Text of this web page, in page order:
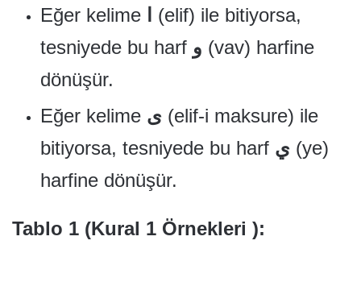
Eğer kelime
(elif) ile bitiyorsa,
tesniyede bu harf و (vav) harfine
dönüşür.
Eğer kelime ى (elif-i maksure) ile
bitiyorsa, tesniyede bu harf ي (ye)
harfine dönüşür.
Tablo 1 (Kural 1 Örnekleri ):